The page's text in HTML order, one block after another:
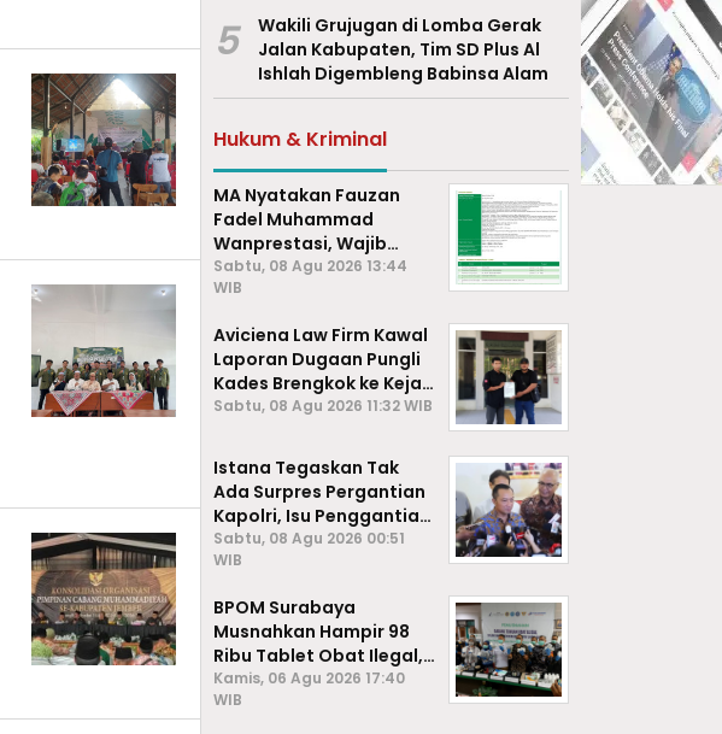
5
Wakili Grujugan di Lomba Gerak
Jalan Kabupaten, Tim SD Plus Al
Ishlah Digembleng Babinsa Alam
Hukum & Kriminal
MA Nyatakan Fauzan
Fadel Muhammad
Wanprestasi, Wajib
Bayar Rp2,085 Miliar
Sabtu, 08 Agu 2026 13:44
WIB
Aviciena Law Firm Kawal
Laporan Dugaan Pungli
Kades Brengkok ke Kejari
Lamongan
Sabtu, 08 Agu 2026 11:32 WIB
Istana Tegaskan Tak
Ada Surpres Pergantian
Kapolri, Isu Penggantian
Listyo Sigit Dipastikan
Hoaks
Sabtu, 08 Agu 2026 00:51
WIB
BPOM Surabaya
Musnahkan Hampir 98
Ribu Tablet Obat Ilegal,
Cegah Penyalahgunaan
di Kalangan Pelajar
Kamis, 06 Agu 2026 17:40
WIB